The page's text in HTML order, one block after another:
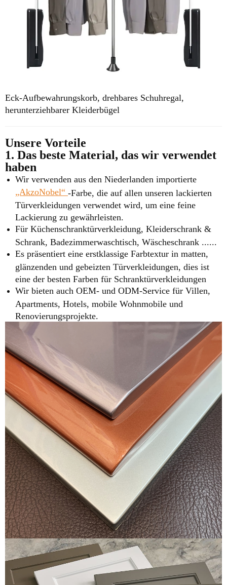
Eck-Aufbewahrungskorb, drehbares Schuhregal,
herunterziehbarer Kleiderbügel
Unsere Vorteile
1. Das beste Material, das wir verwendet
haben
Wir verwenden aus den Niederlanden importierte
„AkzoNobel“ -Farbe, die auf allen unseren lackierten
Türverkleidungen verwendet wird, um eine feine
Lackierung zu gewährleisten.
Für Küchenschranktürverkleidung, Kleiderschrank &
Schrank, Badezimmerwaschtisch, Wäscheschrank ......
Es präsentiert eine erstklassige Farbtextur in matten,
glänzenden und gebeizten Türverkleidungen, dies ist
eine der besten Farben für Schranktürverkleidungen
Wir bieten auch OEM- und ODM-Service für Villen,
Apartments, Hotels, mobile Wohnmobile und
Renovierungsprojekte.